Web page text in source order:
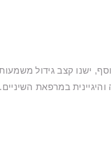
קצב גידול משמעותי
במרפאת